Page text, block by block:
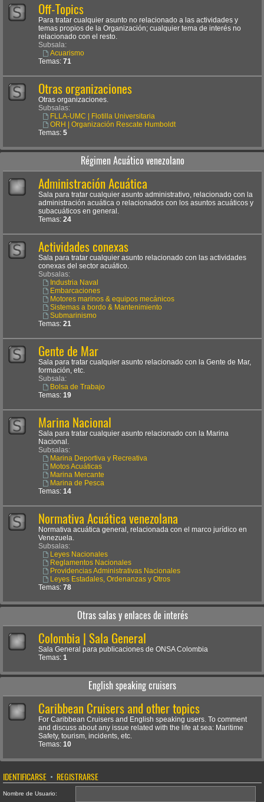
Off-Topics
Para tratar cualquier asunto no relacionado a las actividades y
temas propios de la Organización; cualquier tema de interés no
relacionado con el resto.
Subsala:
Acuarismo
Temas: 71
Otras organizaciones
Otras organizaciones.
Subsalas:
FLLA-UMC | Flotilla Universitaria
ORH | Organización Rescate Humboldt
Temas: 5
Régimen Acuático venezolano
Administración Acuática
Sala para tratar cualquier asunto administrativo, relacionado con la
administración acuática o relacionados con los asuntos acuáticos y
subacuáticos en general.
Temas: 24
Actividades conexas
Sala para tratar cualquier asunto relacionado con las actividades
conexas del sector acuático.
Subsalas:
Industria Naval
Embarcaciones
Motores marinos & equipos mecánicos
Sistemas a bordo & Mantenimiento
Submarinismo
Temas: 21
Gente de Mar
Sala para tratar cualquier asunto relacionado con la Gente de Mar,
formación, etc.
Subsala:
Bolsa de Trabajo
Temas: 19
Marina Nacional
Sala para tratar cualquier asunto relacionado con la Marina
Nacional.
Subsalas:
Marina Deportiva y Recreativa
Motos Acuáticas
Marina Mercante
Marina de Pesca
Temas: 14
Normativa Acuática venezolana
Normativa acuática general, relacionada con el marco jurídico en
Venezuela.
Subsalas:
Leyes Nacionales
Reglamentos Nacionales
Providencias Administrativas Nacionales
Leyes Estadales, Ordenanzas y Otros
Temas: 78
Otras salas y enlaces de interés
Colombia | Sala General
Sala General para publicaciones de ONSA Colombia
Temas: 1
English speaking cruisers
Caribbean Cruisers and other topics
For Caribbean Cruisers and English speaking users. To comment
and discuss about any issue related with the life at sea: Maritime
Safety, tourism, incidents, etc.
Temas: 10
IDENTIFICARSE • REGISTRARSE
Nombre de Usuario: